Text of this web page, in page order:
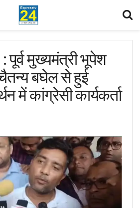
पूर्व मुख्यमंत्री भूपेश
बघेल से हुई
में कांग्रेसी कार्यकर्ता